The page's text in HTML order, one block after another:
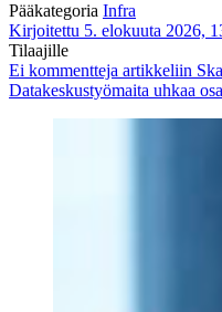
Pääkategoria Infra
Kirjoitettu 5. elokuuta 2026,
Tilaajille
Ei kommentteja artikkeliin
Datakeskustyömaita uhkaa